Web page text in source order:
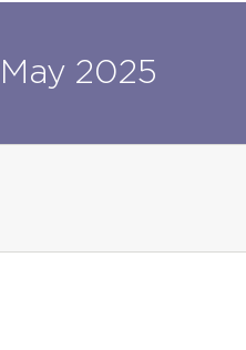
May 2025